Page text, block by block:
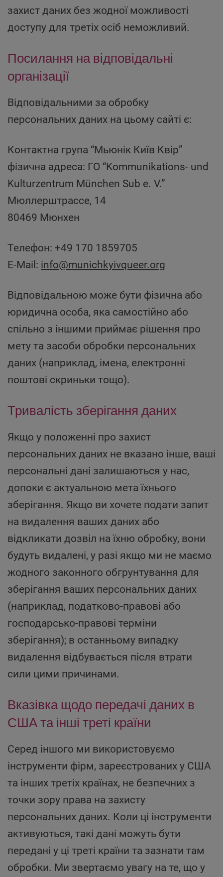
захист даних без жодної можливості
доступу для третіх осіб неможливий.
Посилання на відповідальні
організації
Відповідальними за обробку
персональних даних на цьому сайті є:
Контактна група “Мьюнік Київ Квір”
фізична адреса: ГО “Kommunikations- und
Kulturzentrum München Sub e. V.”
Мюллерштрассе, 14
80469 Мюнхен
Телефон: +49 170 1859705
E-Mail: info@munichkyivqueer.org
Відповідальною може бути фізична або
юридична особа, яка самостійно або
спільно з іншими приймає рішення про
мету та засоби обробки персональних
даних (наприклад, імена, електронні
поштові скриньки тощо).
Тривалість зберігання даних
Якщо у положенні про захист
персональних даних не вказано інше, ваші
персональні дані залишаються у нас,
допоки є актуальною мета їхнього
зберігання. Якщо ви хочете подати запит
на видалення ваших даних або
відкликати дозвіл на їхню обробку, вони
будуть видалені, у разі якщо ми не маємо
жодного законного обгрунтування для
зберігання ваших персональних даних
(наприклад, податково-правові або
господарсько-правові терміни
зберігання); в останньому випадку
видалення відбувається після втрати
сили цими причинами.
Вказівка щодо передачі даних в
США та інші треті країни
Серед іншого ми використовуємо
інструменти фірм, зареєстрованих у США
та інших третіх країнах, не безпечних з
точки зору права на захисту
персональних даних. Коли ці інструменти
активуються, такі дані можуть бути
передані у ці треті країни та зазнати там
обробки. Ми звертаємо увагу на те, що у